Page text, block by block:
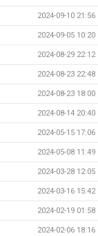
2024-09-10 21:56
2024-09-05 10:20
2024-08-29 22:12
2024-08-23 22:48
2024-08-23 18:00
2024-08-14 20:40
2024-05-15 17:06
2024-05-08 11:49
2024-03-28 12:05
2024-03-16 15:42
2024-02-19 01:58
2024-02-06 18:16